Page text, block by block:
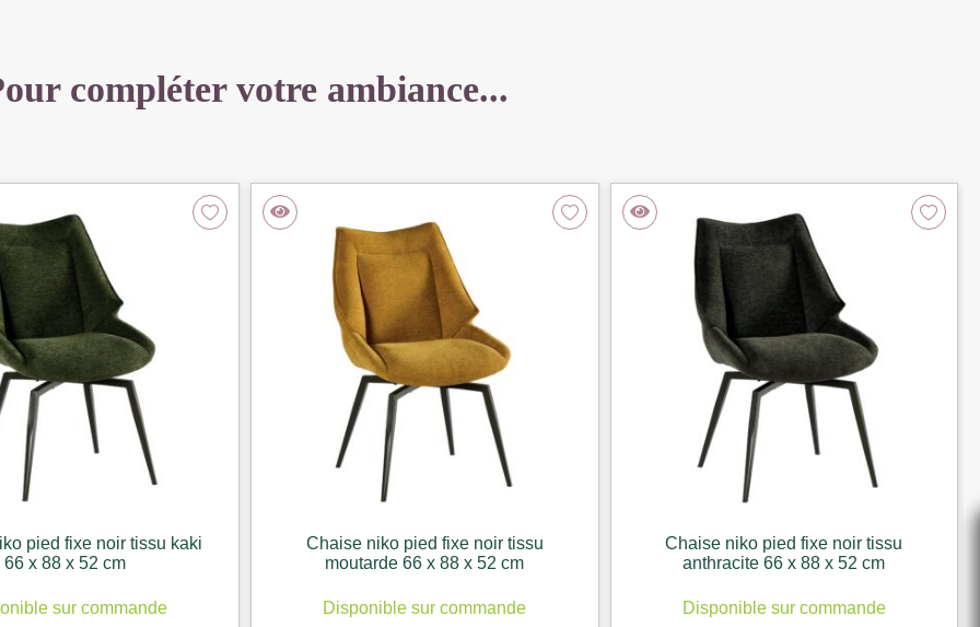
compléter votre ambiance...
pied fixe noir tissu kaki
66 x 88 x 52 cm
sur commande
Chaise niko pied fixe noir tissu
moutarde 66 x 88 x 52 cm
Disponible sur commande
Chaise niko pied fixe noir tissu
anthracite 66 x 88 x 52 cm
Disponible sur commande